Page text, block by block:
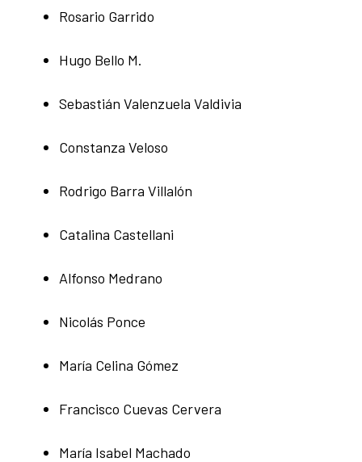
Rosario Garrido
Hugo Bello M.
Sebastián Valenzuela Valdivia
Constanza Veloso
Rodrigo Barra Villalón
Catalina Castellani
Alfonso Medrano
Nicolás Ponce
María Celina Gómez
Francisco Cuevas Cervera
María Isabel Machado